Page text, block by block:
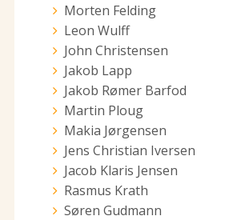
Morten Felding
Leon Wulff
John Christensen
Jakob Lapp
Jakob Rømer Barfod
Martin Ploug
Makia Jørgensen
Jens Christian Iversen
Jacob Klaris Jensen
Rasmus Krath
Søren Gudmann